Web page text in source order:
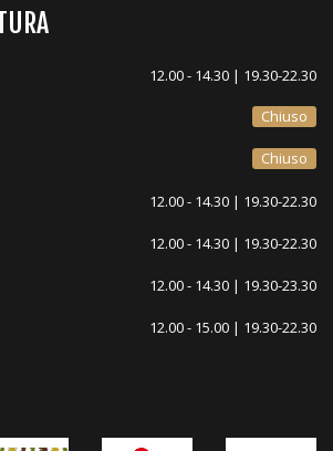
12.00 - 14.30 | 19.30-22.30
Chiuso
Chiuso
12.00 - 14.30 | 19.30-22.30
12.00 - 14.30 | 19.30-22.30
12.00 - 14.30 | 19.30-23.30
12.00 - 15.00 | 19.30-22.30